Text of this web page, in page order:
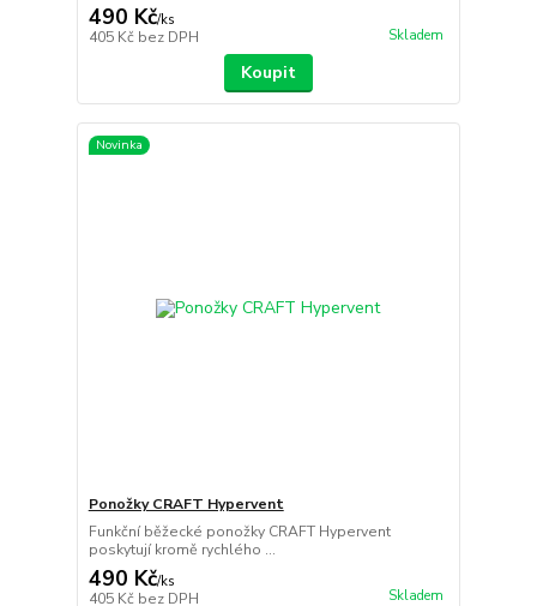
490 Kč/ks
405 Kč bez DPH Skladem
Koupit
Novinka
Ponožky CRAFT Hypervent
Funkční běžecké ponožky CRAFT Hypervent
poskytují kromě rychlého ...
490 Kč/ks
405 Kč bez DPH Skladem